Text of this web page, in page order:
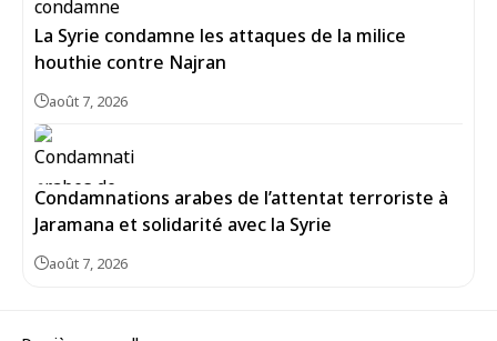
La Syrie condamne les attaques de la milice
houthie contre Najran
août 7, 2026
Condamnations arabes de l’attentat terroriste à
Jaramana et solidarité avec la Syrie
août 7, 2026